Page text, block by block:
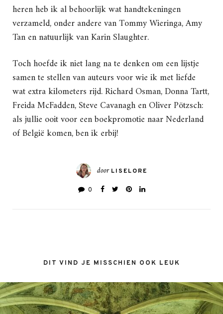
heren heb ik al behoorlijk wat handtekeningen
verzameld, onder andere van Tommy Wieringa, Amy
Tan en natuurlijk van Karin Slaughter.
Toch hoefde ik niet lang na te denken om een lijstje
samen te stellen van auteurs voor wie ik met liefde
wat extra kilometers rijd. Richard Osman, Donna Tartt,
Freida McFadden, Steve Cavanagh en Oliver Pötzsch:
als jullie ooit voor een boekpromotie naar Nederland
of België komen, ben ik erbij!
door LISELORE
0
DIT VIND JE MISSCHIEN OOK LEUK